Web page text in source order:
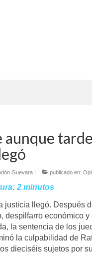
anteriores
aunque
Guevara | publicado en:
2 minutos
justicia llegó. Después
despilfarro económico y
la sentencia de los
la culpabilidad de
dieciséis sujetos por